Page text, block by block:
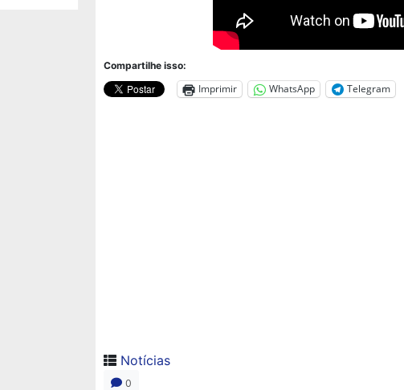
Compartilhe isso:
Imprimir WhatsApp Telegram
Notícias
0